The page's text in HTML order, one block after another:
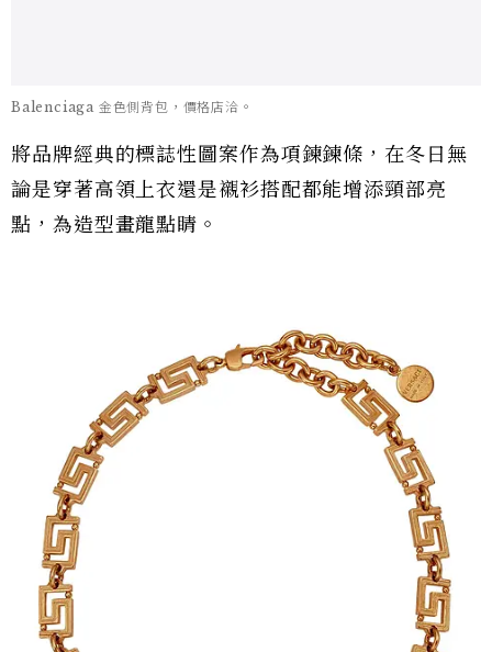
Balenciaga 金色側背包，價格店洽。
將品牌經典的標誌性圖案作為項鍊鍊條，在冬日無
論是穿著高領上衣還是襯衫搭配都能增添頸部亮
點，為造型畫龍點睛。